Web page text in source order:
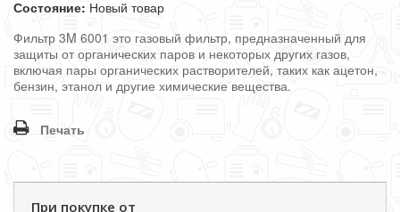
Состояние: Новый товар
Фильтр 3M 6001 это газовый фильтр, предназначенный для
защиты от органических паров и некоторых других газов,
включая пары органических растворителей, таких как ацетон,
бензин, этанол и другие химические вещества.
Печать
При покупке от